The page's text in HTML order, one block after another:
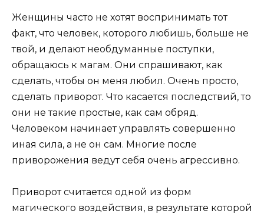
Женщины часто не хотят воспринимать тот
факт, что человек, которого любишь, больше не
твой, и делают необдуманные поступки,
обращаюсь к магам. Они спрашивают, как
сделать, чтобы он меня любил. Очень просто,
сделать приворот. Что касается последствий, то
они не такие простые, как сам обряд.
Человеком начинает управлять совершенно
иная сила, а не он сам. Многие после
приворожения ведут себя очень агрессивно.
Приворот считается одной из форм
магического воздействия, в результате которой